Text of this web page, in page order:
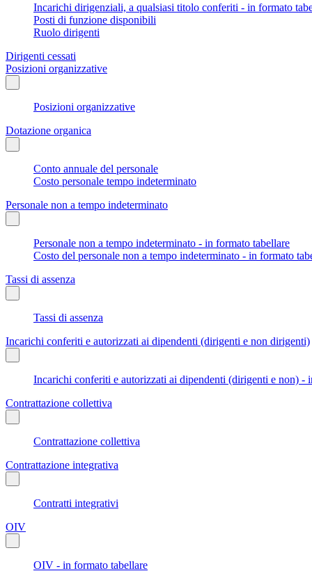
Incarichi dirigenziali, a qualsiasi titolo conferiti - in formato
Posti di funzione disponibili
Ruolo dirigenti
Dirigenti cessati
Posizioni organizzative
Posizioni organizzative
Dotazione organica
Conto annuale del personale
Costo personale tempo indeterminato
Personale non a tempo indeterminato
Personale non a tempo indeterminato - in formato tabellare
Costo del personale non a tempo indeterminato - in formato
Tassi di assenza
Tassi di assenza
Incarichi conferiti e autorizzati ai dipendenti (dirigenti e non dirigenti)
Incarichi conferiti e autorizzati ai dipendenti (dirigenti e non) -
Contrattazione collettiva
Contrattazione collettiva
Contrattazione integrativa
Contratti integrativi
OIV
OIV - in formato tabellare